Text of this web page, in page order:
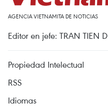
AGENCIA VIETNAMITA DE NOTICIAS
Editor en jefe: TRAN TIEN
Propiedad Intelectual
RSS
Idiomas